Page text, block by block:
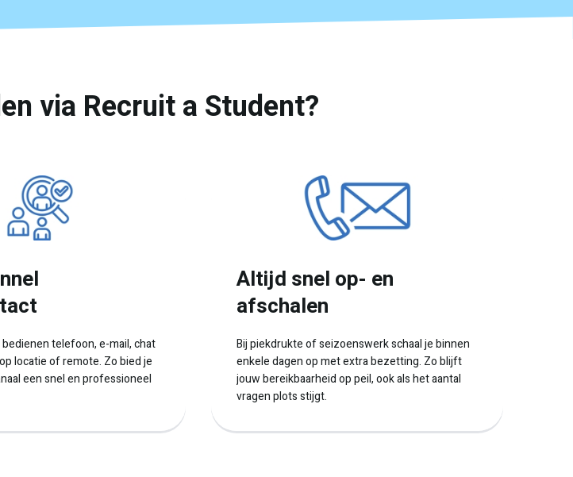
via Recruit a Student?
telefoon, e-mail, chat
locatie of remote. Zo bied je
een snel en professioneel
Altijd snel op- en
afschalen
Bij piekdrukte of seizoenswerk schaal je binnen
enkele dagen op met extra bezetting. Zo blijft
jouw bereikbaarheid op peil, ook als het aantal
vragen plots stijgt.